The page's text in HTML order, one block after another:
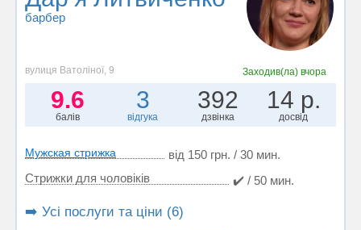
барбер
вулиця Ватоліної, 9 Заходив(ла) вчора
9.6
балів
3
відгука
392
дзвінка
14 р.
досвід
Мужская стрижка
від 150 грн. / 30 мин.
Стрижки для чоловіків
✔️ / 50 мин.
➡️ Усі послуги та ціни (6)